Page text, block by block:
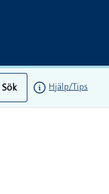
Sök Hjälp/Tips